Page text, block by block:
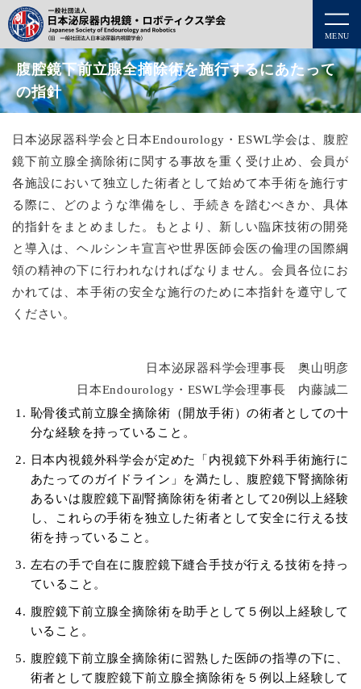
MENU
腹腔鏡下前立腺全摘除術を施行するにあたって
の指針
日本泌尿器科学会と日本Endourology・ESWL学会は、腹腔
鏡下前立腺全摘除術に関する事故を重く受け止め、会員が
各施設において独立した術者として始めて本手術を施行す
る際に、どのような準備をし、手続きを踏むべきか、具体
的指針をまとめました。もとより、新しい臨床技術の開発
と導入は、ヘルシンキ宣言や世界医師会医の倫理の国際綱
領の精神の下に行われなければなりません。会員各位にお
かれては、本手術の安全な施行のために本指針を遵守して
ください。
日本泌尿器科学会理事長 奥山明彦
日本Endourology・ESWL学会理事長 内藤誠二
恥骨後式前立腺全摘除術（開放手術）の術者としての十
分な経験を持っていること。
日本内視鏡外科学会が定めた「内視鏡下外科手術施行に
あたってのガイドライン」を満たし、腹腔鏡下腎摘除術
あるいは腹腔鏡下副腎摘除術を術者として20例以上経験
し、これらの手術を独立した術者として安全に行える技
術を持っていること。
左右の手で自在に腹腔鏡下縫合手技が行える技術を持っ
ていること。
腹腔鏡下前立腺全摘除術を助手として５例以上経験して
いること。
腹腔鏡下前立腺全摘除術に習熟した医師の指導の下に、
術者として腹腔鏡下前立腺全摘除術を５例以上経験して